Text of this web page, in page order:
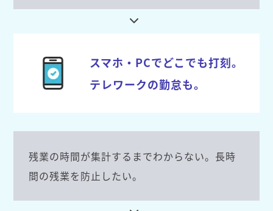
スマホ・PCでどこでも打刻。
テレワークの勤怠も。
残業の時間が集計するまでわからない。長時
間の残業を防止したい。